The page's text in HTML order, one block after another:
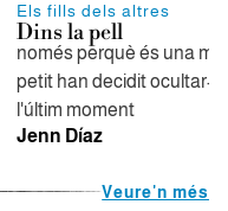
Els fills dels altres
Dins la pell
només perquè és una
petit han decidit ocultar-
l'últim moment
Jenn Díaz
Veure'n més